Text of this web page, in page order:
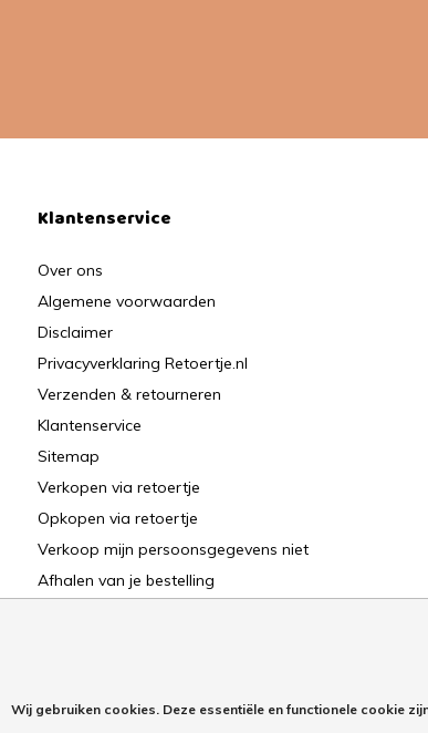
Klantenservice
Over ons
Algemene voorwaarden
Disclaimer
Privacyverklaring Retoertje.nl
Verzenden & retourneren
Klantenservice
Sitemap
Verkopen via retoertje
Opkopen via retoertje
Verkoop mijn persoonsgegevens niet
Afhalen van je bestelling
Wij gebruiken cookies. Deze essentiële en functionele cookie